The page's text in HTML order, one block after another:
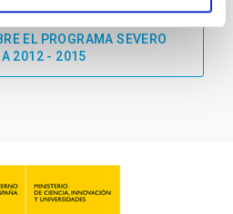
EL PROGRAMA SEVERO
2012 - 2015